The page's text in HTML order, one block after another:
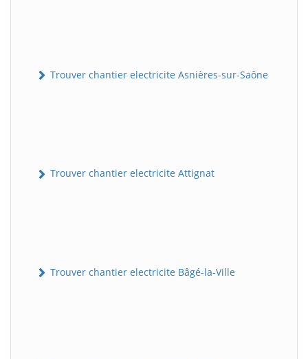
Trouver chantier electricite Asnières-sur-Saône
Trouver chantier electricite Attignat
Trouver chantier electricite Bâgé-la-Ville